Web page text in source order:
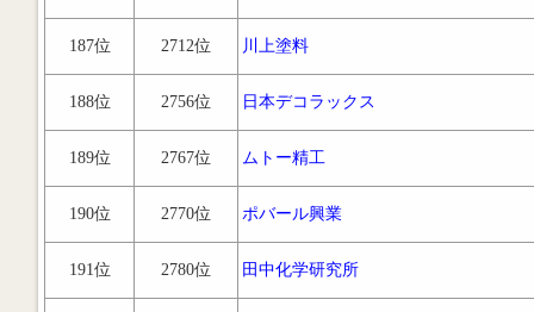
187位 2712位 川上塗料
188位 2756位 日本デコラックス
189位 2767位 ムトー精工
190位 2770位 ポバール興業
191位 2780位 田中化学研究所